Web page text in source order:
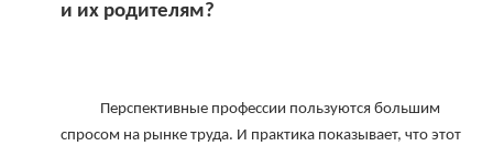
и их родителям?
спросом на рынке труда. И практика показывает, что этот